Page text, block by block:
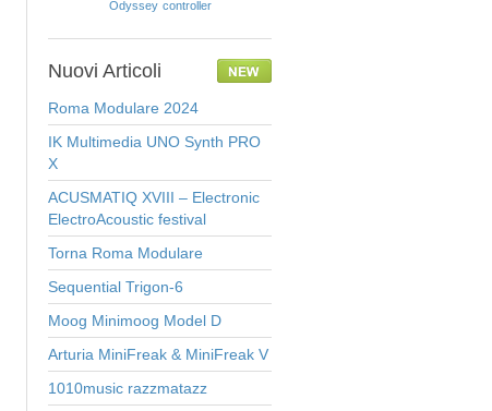
Odyssey controller
Nuovi Articoli
Roma Modulare 2024
IK Multimedia UNO Synth PRO
X
ACUSMATIQ XVIII – Electronic
ElectroAcoustic festival
Torna Roma Modulare
Sequential Trigon-6
Moog Minimoog Model D
Arturia MiniFreak & MiniFreak V
1010music razzmatazz